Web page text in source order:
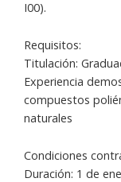
I00).
Requisitos:
Titulación:
Experiencia
compuestos
naturales
Condiciones
Duración: 1 de